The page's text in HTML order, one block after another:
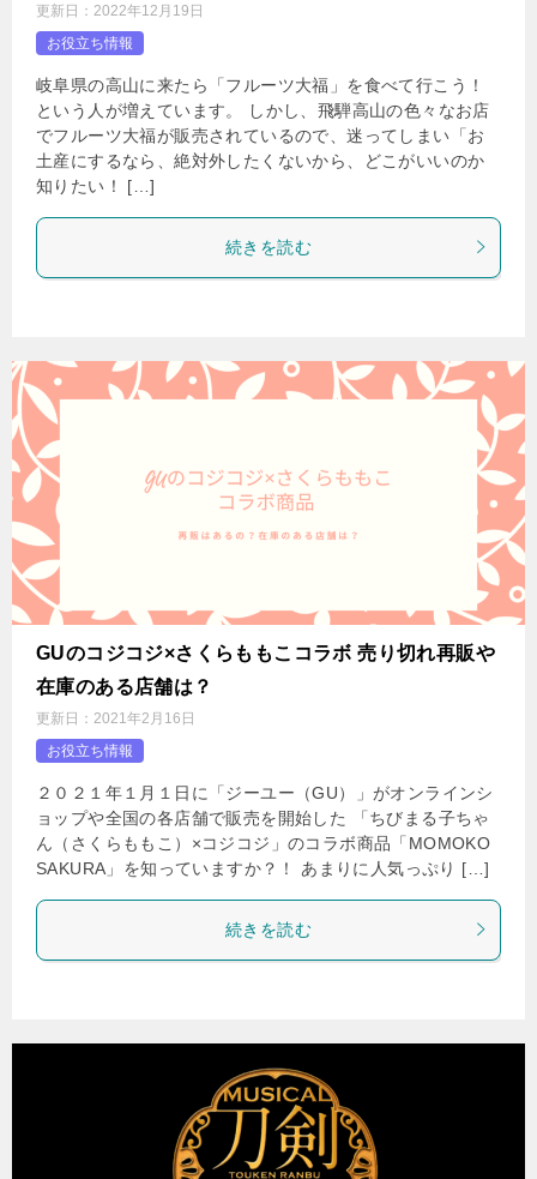
更新日： 2022年12月19日
お役立ち情報
岐阜県の高山に来たら「フルーツ大福」を食べて行こう！
という人が増えています。 しかし、飛騨高山の色々なお店
でフルーツ大福が販売されているので、迷ってしまい「お
土産にするなら、絶対外したくないから、どこがいいのか
知りたい！ […]
続きを読む
GUのコジコジ×さくらももこコラボ 売り切れ再販や
在庫のある店舗は？
更新日： 2021年2月16日
お役立ち情報
２０２１年１月１日に「ジーユー（GU）」がオンラインシ
ョップや全国の各店舗で販売を開始した 「ちびまる子ちゃ
ん（さくらももこ）×コジコジ」のコラボ商品「MOMOKO
SAKURA」を知っていますか？！ あまりに人気っぷり […]
続きを読む